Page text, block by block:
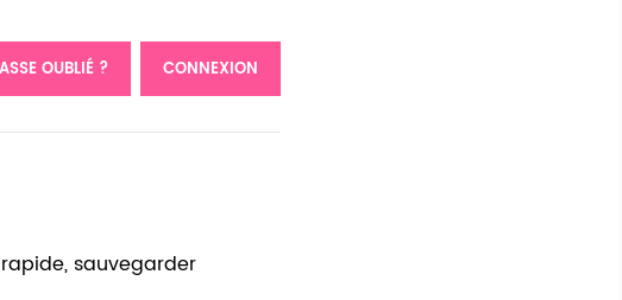
CONNEXION
OUBLIÉ ?
sauvegarder